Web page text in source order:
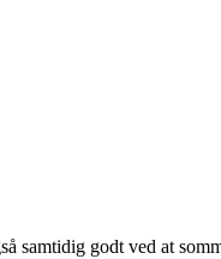
samtidig godt ved at